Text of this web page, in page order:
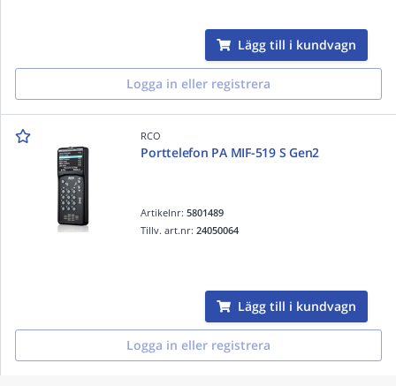
Lägg till i kundvagn
Logga in eller registrera
RCO
Porttelefon PA MIF-519 S Gen2
Artikelnr:5801489
Tillv. art.nr:24050064
Lägg till i kundvagn
Logga in eller registrera